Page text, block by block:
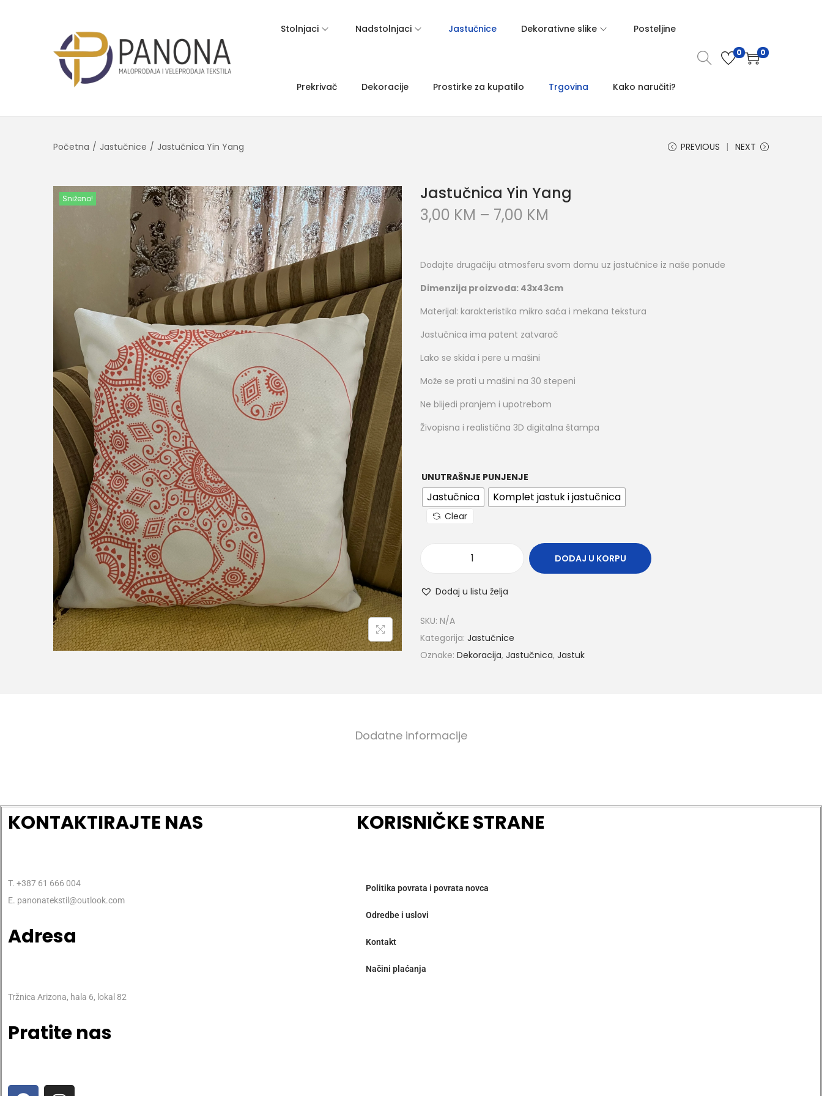
Stolnjaci Nadstolnjaci Jastučnice Dekorativne slike Posteljine
Prekrivač Dekoracije Prostirke za kupatilo Trgovina Kako naručiti?
0 0
Početna / Jastučnice / Jastučnica Yin Yang PREVIOUS NEXT
Sniženo!
Jastučnica Yin Yang
3,00 KM – 7,00 KM
Dodajte drugačiju atmosferu svom domu uz jastučnice iz naše ponude
Dimenzija proizvoda: 43x43cm
Materijal: karakteristika mikro saća i mekana tekstura
Jastučnica ima patent zatvarač
Lako se skida i pere u mašini
Može se prati u mašini na 30 stepeni
Ne blijedi pranjem i upotrebom
Živopisna i realistična 3D digitalna štampa
UNUTRAŠNJE PUNJENJE
Jastučnica Komplet jastuk i jastučnica
Clear
DODAJ U KORPU
Dodaj u listu želja
SKU: N/A
Kategorija: Jastučnice
Oznake: Dekoracija, Jastučnica, Jastuk
Dodatne informacije
KONTAKTIRAJTE NAS
T. +387 61 666 004
E. panonatekstil@outlook.com
Adresa
Tržnica Arizona, hala 6, lokal 82
Pratite nas
KORISNIČKE STRANE
Politika povrata i povrata novca
Odredbe i uslovi
Kontakt
Načini plaćanja